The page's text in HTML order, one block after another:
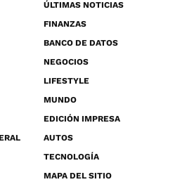
ÚLTIMAS NOTICIAS
FINANZAS
BANCO DE DATOS
NEGOCIOS
LIFESTYLE
MUNDO
EDICIÓN IMPRESA
AUTOS
TECNOLOGÍA
MAPA DEL SITIO